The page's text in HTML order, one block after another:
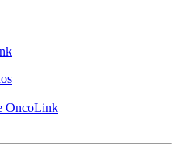
OncoLink